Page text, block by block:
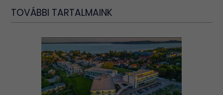
TOVÁBBI TARTALMAINK